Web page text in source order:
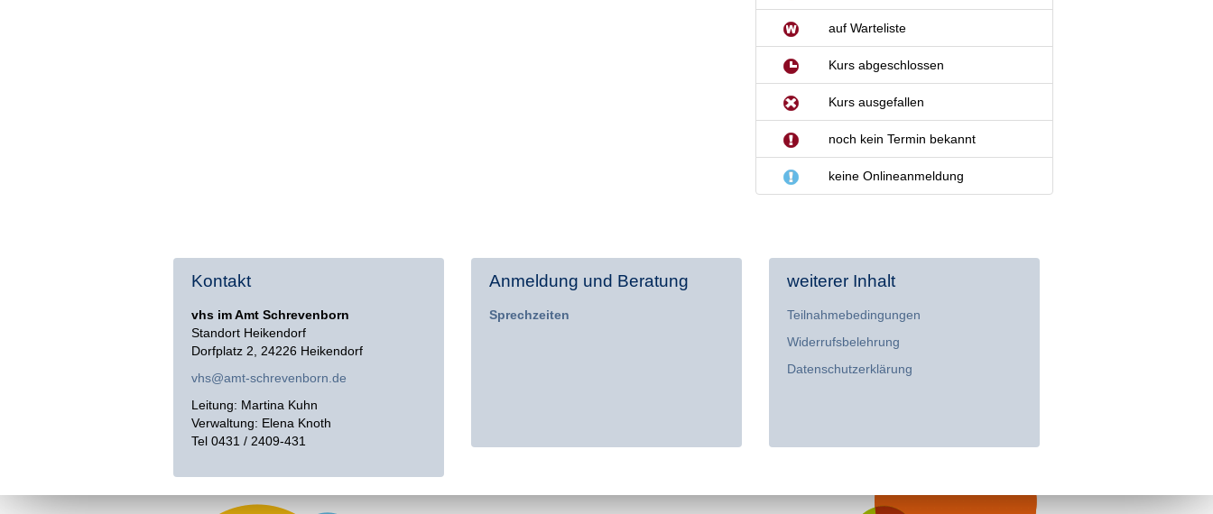
auf Warteliste
Kurs abgeschlossen
Kurs ausgefallen
noch kein Termin bekannt
keine Onlineanmeldung
Kontakt
vhs im Amt Schrevenborn
Standort Heikendorf
Dorfplatz 2, 24226 Heikendorf
vhs@amt-schrevenborn.de
Leitung: Martina Kuhn
Verwaltung: Elena Knoth
Tel 0431 / 2409-431
Anmeldung und Beratung
Sprechzeiten
weiterer Inhalt
Teilnahmebedingungen
Widerrufsbelehrung
Datenschutzerklärung